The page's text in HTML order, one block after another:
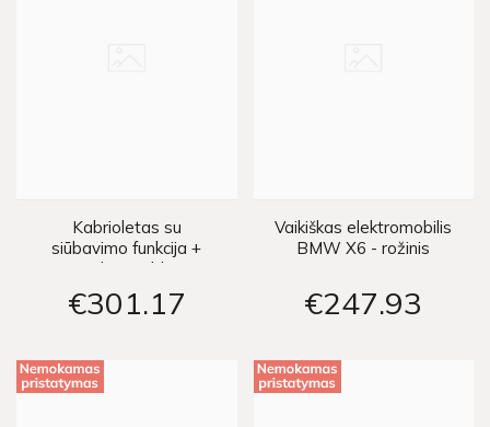
Kabrioletas su
siūbavimo funkcija +
nuotolinis valdymo
pultas - mėlynas
€301 17
Vaikiškas elektromobilis
BMW X6 - rožinis
€247 93